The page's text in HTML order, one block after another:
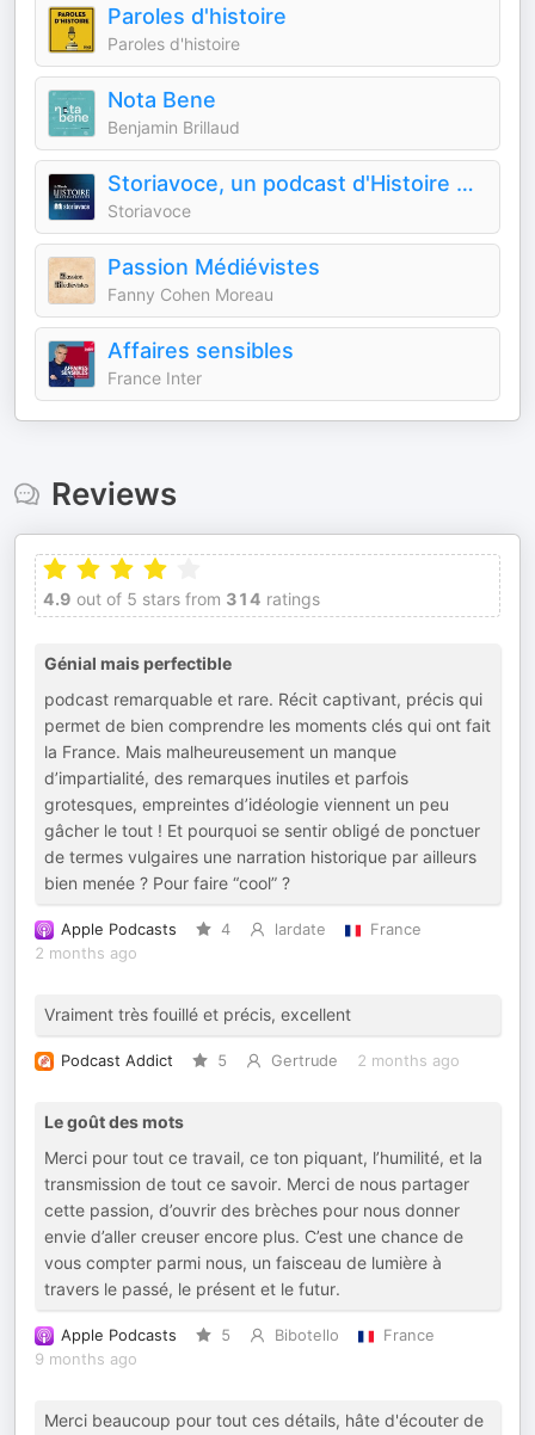
Paroles d'histoire
Paroles d'histoire
Nota Bene
Benjamin Brillaud
Storiavoce, un podcast d'Histoire & Civilisations
Storiavoce
Passion Médiévistes
Fanny Cohen Moreau
Affaires sensibles
France Inter
Reviews
4.9 out of 5 stars from 314 ratings
Génial mais perfectible
podcast remarquable et rare. Récit captivant, précis qui
permet de bien comprendre les moments clés qui ont fait
la France. Mais malheureusement un manque
d’impartialité, des remarques inutiles et parfois
grotesques, empreintes d’idéologie viennent un peu
gâcher le tout ! Et pourquoi se sentir obligé de ponctuer
de termes vulgaires une narration historique par ailleurs
bien menée ? Pour faire “cool” ?
Apple Podcasts 4 lardate
France
2 months ago
Vraiment très fouillé et précis, excellent
Podcast Addict 5 Gertrude 2 months ago
Le goût des mots
Merci pour tout ce travail, ce ton piquant, l’humilité, et la
transmission de tout ce savoir. Merci de nous partager
cette passion, d’ouvrir des brèches pour nous donner
envie d’aller creuser encore plus. C’est une chance de
vous compter parmi nous, un faisceau de lumière à
travers le passé, le présent et le futur.
Apple Podcasts 5 Bibotello
France
9 months ago
Merci beaucoup pour tout ces détails, hâte d'écouter de